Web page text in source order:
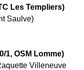
Les Templiers)
Saulve)
1, OSM Lomme)
Villeneuve